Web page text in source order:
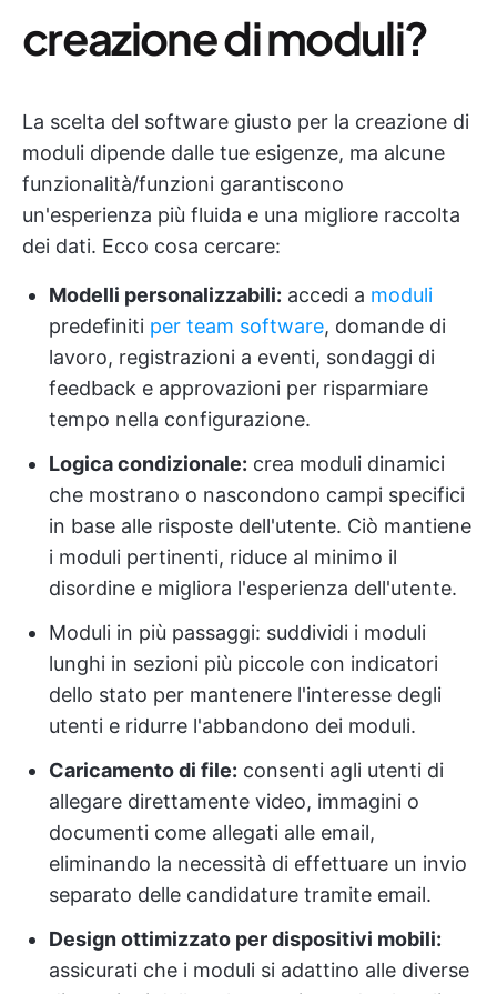
creazione di moduli?
La scelta del software giusto per la creazione di
moduli dipende dalle tue esigenze, ma alcune
funzionalità/funzioni garantiscono
un'esperienza più fluida e una migliore raccolta
dei dati. Ecco cosa cercare:
Modelli personalizzabili: accedi a moduli
predefiniti per team software, domande di
lavoro, registrazioni a eventi, sondaggi di
feedback e approvazioni per risparmiare
tempo nella configurazione.
Logica condizionale: crea moduli dinamici
che mostrano o nascondono campi specifici
in base alle risposte dell'utente. Ciò mantiene
i moduli pertinenti, riduce al minimo il
disordine e migliora l'esperienza dell'utente.
Moduli in più passaggi: suddividi i moduli
lunghi in sezioni più piccole con indicatori
dello stato per mantenere l'interesse degli
utenti e ridurre l'abbandono dei moduli.
Caricamento di file: consenti agli utenti di
allegare direttamente video, immagini o
documenti come allegati alle email,
eliminando la necessità di effettuare un invio
separato delle candidature tramite email.
Design ottimizzato per dispositivi mobili:
assicurati che i moduli si adattino alle diverse